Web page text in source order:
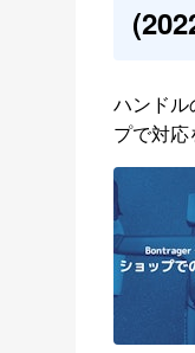
ハンド
プで対